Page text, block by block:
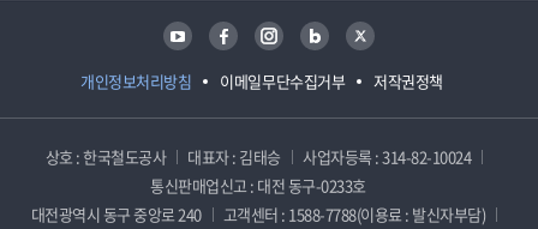
개인정보처리방침 이메일무단수집거부 저작권정책
유튜브 페이스북 인스타그램 블로그 트위터
상호 : 한국철도공사 대표자 : 김태승
사업자등록 : 314-82-10024
통신판매업신고 : 대전 동구-0233호
대전광역시 동구 중앙로 240
고객센터 : 1588-7788(이용료 : 발신자부담)